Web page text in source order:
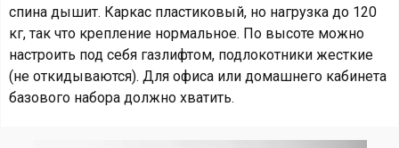
спина дышит. Каркас пластиковый, но нагрузка до 120
кг, так что крепление нормальное. По высоте можно
настроить под себя газлифтом, подлокотники жесткие
(не откидываются). Для офиса или домашнего кабинета
базового набора должно хватить.